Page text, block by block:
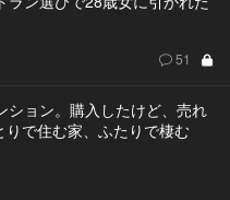
51
ション。購入したけど、売れ
りで住む家、ふたりで棲む